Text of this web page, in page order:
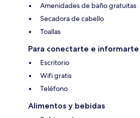
Amenidades de baño gratuitas
Secadora de cabello
Toallas
Para conectarte e informarte
Escritorio
Wifi gratis
Teléfono
Alimentos y bebidas